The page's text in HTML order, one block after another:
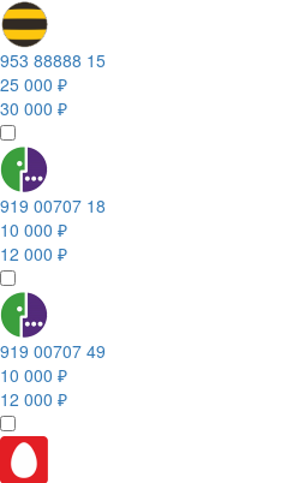
953 88888 15
25 000 ₽
30 000 ₽
919 00707 18
10 000 ₽
12 000 ₽
919 00707 49
10 000 ₽
12 000 ₽